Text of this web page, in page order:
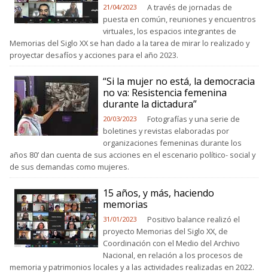
21/04/2023
A través de jornadas de
puesta en común, reuniones y encuentros
virtuales, los espacios integrantes de
Memorias del Siglo XX se han dado a la tarea de mirar lo realizado y
proyectar desafíos y acciones para el año 2023.
“Si la mujer no está, la democracia
no va: Resistencia femenina
durante la dictadura”
20/03/2023
Fotografías y una serie de
boletines y revistas elaboradas por
organizaciones femeninas durante los
años 80’ dan cuenta de sus acciones en el escenario político- social y
de sus demandas como mujeres.
15 años, y más, haciendo
memorias
31/01/2023
Positivo balance realizó el
proyecto Memorias del Siglo XX, de
Coordinación con el Medio del Archivo
Nacional, en relación a los procesos de
memoria y patrimonios locales y a las actividades realizadas en 2022.